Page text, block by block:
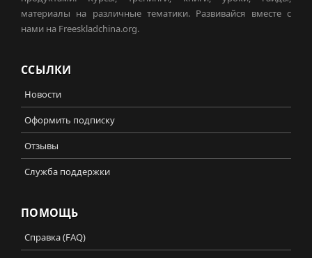
материалы на различные тематики. Развивайся вместе с
нами на Freeskladchina.org.
ССЫЛКИ
Новости
Оформить подписку
Отзывы
Служба поддержки
ПОМОЩЬ
Справка (FAQ)